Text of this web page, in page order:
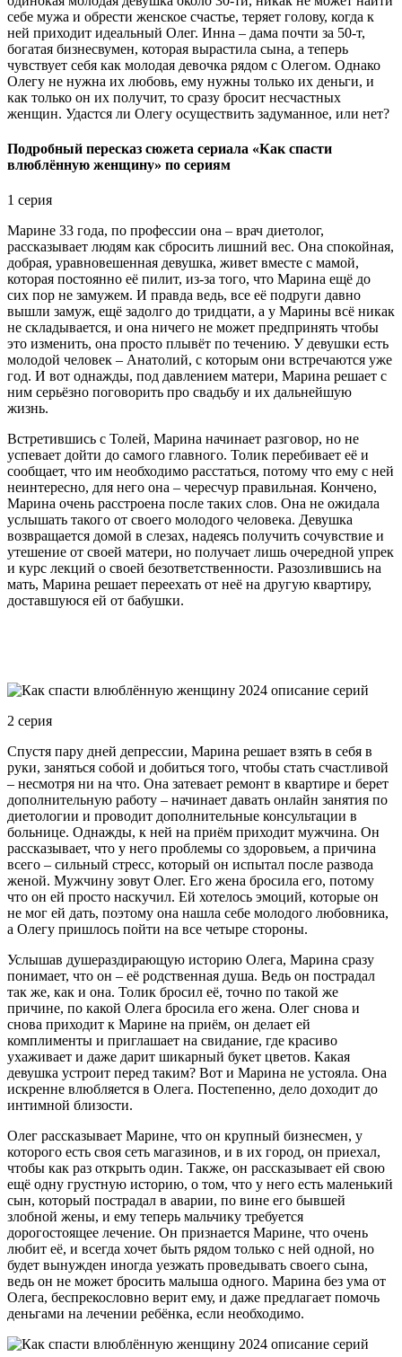
себе мужа и обрести женское счастье, теряет голову, когда к
ней приходит идеальный Олег. Инна – дама почти за 50-т,
богатая бизнесвумен, которая вырастила сына, а теперь
чувствует себя как молодая девочка рядом с Олегом. Однако
Олегу не нужна их любовь, ему нужны только их деньги, и
как только он их получит, то сразу бросит несчастных
женщин. Удастся ли Олегу осуществить задуманное, или нет?
Подробный пересказ сюжета сериала «Как спасти
влюблённую женщину» по сериям
1 серия
Марине 33 года, по профессии она – врач диетолог,
рассказывает людям как сбросить лишний вес. Она спокойная,
добрая, уравновешенная девушка, живет вместе с мамой,
которая постоянно её пилит, из-за того, что Марина ещё до
сих пор не замужем. И правда ведь, все её подруги давно
вышли замуж, ещё задолго до тридцати, а у Марины всё никак
не складывается, и она ничего не может предпринять чтобы
это изменить, она просто плывёт по течению. У девушки есть
молодой человек – Анатолий, с которым они встречаются уже
год. И вот однажды, под давлением матери, Марина решает с
ним серьёзно поговорить про свадьбу и их дальнейшую
жизнь.
Встретившись с Толей, Марина начинает разговор, но не
успевает дойти до самого главного. Толик перебивает её и
сообщает, что им необходимо расстаться, потому что ему с ней
неинтересно, для него она – чересчур правильная. Кончено,
Марина очень расстроена после таких слов. Она не ожидала
услышать такого от своего молодого человека. Девушка
возвращается домой в слезах, надеясь получить сочувствие и
утешение от своей матери, но получает лишь очередной упрек
и курс лекций о своей безответственности. Разозлившись на
мать, Марина решает переехать от неё на другую квартиру,
доставшуюся ей от бабушки.
2 серия
Спустя пару дней депрессии, Марина решает взять в себя в
руки, заняться собой и добиться того, чтобы стать счастливой
– несмотря ни на что. Она затевает ремонт в квартире и берет
дополнительную работу – начинает давать онлайн занятия по
диетологии и проводит дополнительные консультации в
больнице. Однажды, к ней на приём приходит мужчина. Он
рассказывает, что у него проблемы со здоровьем, а причина
всего – сильный стресс, который он испытал после развода
женой. Мужчину зовут Олег. Его жена бросила его, потому
что он ей просто наскучил. Ей хотелось эмоций, которые он
не мог ей дать, поэтому она нашла себе молодого любовника,
а Олегу пришлось пойти на все четыре стороны.
Услышав душераздирающую историю Олега, Марина сразу
понимает, что он – её родственная душа. Ведь он пострадал
так же, как и она. Толик бросил её, точно по такой же
причине, по какой Олега бросила его жена. Олег снова и
снова приходит к Марине на приём, он делает ей
комплименты и приглашает на свидание, где красиво
ухаживает и даже дарит шикарный букет цветов. Какая
девушка устроит перед таким? Вот и Марина не устояла. Она
искренне влюбляется в Олега. Постепенно, дело доходит до
интимной близости.
Олег рассказывает Марине, что он крупный бизнесмен, у
которого есть своя сеть магазинов, и в их город, он приехал,
чтобы как раз открыть один. Также, он рассказывает ей свою
ещё одну грустную историю, о том, что у него есть маленький
сын, который пострадал в аварии, по вине его бывшей
злобной жены, и ему теперь мальчику требуется
дорогостоящее лечение. Он признается Марине, что очень
любит её, и всегда хочет быть рядом только с ней одной, но
будет вынужден иногда уезжать проведывать своего сына,
ведь он не может бросить малыша одного. Марина без ума от
Олега, беспрекословно верит ему, и даже предлагает помочь
деньгами на лечении ребёнка, если необходимо.